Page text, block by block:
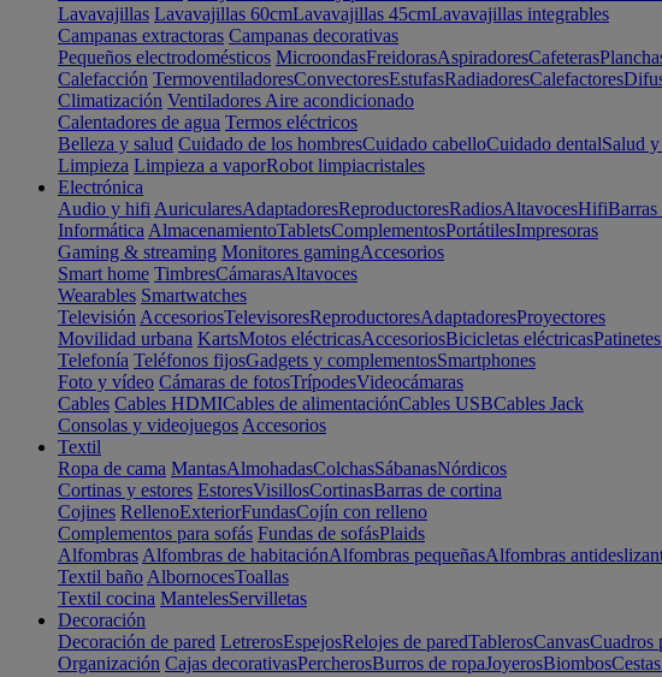
Lavavajillas Lavavajillas 60cmLavavajillas 45cmLavavajillas integrables
Campanas extractoras Campanas decorativas
Pequeños electrodomésticos MicroondasFreidorasAspiradoresCafeteras
Calefacción TermoventiladoresConvectoresEstufasRadiadoresCalefactores
Climatización Ventiladores Aire acondicionado
Calentadores de agua Termos eléctricos
Belleza y salud Cuidado de los hombresCuidado cabelloCuidado dentalSalud
Limpieza Limpieza a vaporRobot limpiacristales
Electrónica
Audio y hifi AuricularesAdaptadoresReproductoresRadiosAltavocesHifiBarras
Informática AlmacenamientoTabletsComplementosPortátilesImpresoras
Gaming & streaming Monitores gamingAccesorios
Smart home TimbresCámarasAltavoces
Wearables Smartwatches
Televisión AccesoriosTelevisoresReproductoresAdaptadoresProyectores
Movilidad urbana KartsMotos eléctricasAccesoriosBicicletas eléctricas
Telefonía Teléfonos fijosGadgets y complementosSmartphones
Foto y vídeo Cámaras de fotosTrípodesVideocámaras
Cables Cables HDMICables de alimentaciónCables USBCables Jack
Consolas y videojuegos Accesorios
Textil
Ropa de cama MantasAlmohadasColchasSábanasNórdicos
Cortinas y estores EstoresVisillosCortinasBarras de cortina
Cojines RellenoExteriorFundasCojín con relleno
Complementos para sofás Fundas de sofásPlaids
Alfombras Alfombras de habitaciónAlfombras pequeñasAlfombras
Textil baño AlbornocesToallas
Textil cocina MantelesServilletas
Decoración
Decoración de pared LetrerosEspejosRelojes de paredTablerosCanvasCuadros
Organización Cajas decorativasPercherosBurros de ropaJoyerosBiombosCestas